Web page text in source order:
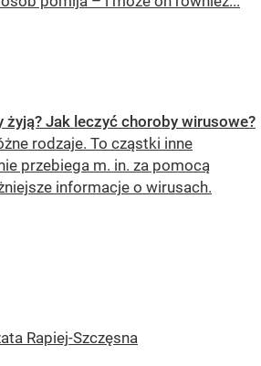
żyją? Jak leczyć choroby wirusowe?
rodzaje. To cząstki inne
przebiega m. in. za pomocą
informacje o wirusach.
Rapiej-Szczęsna